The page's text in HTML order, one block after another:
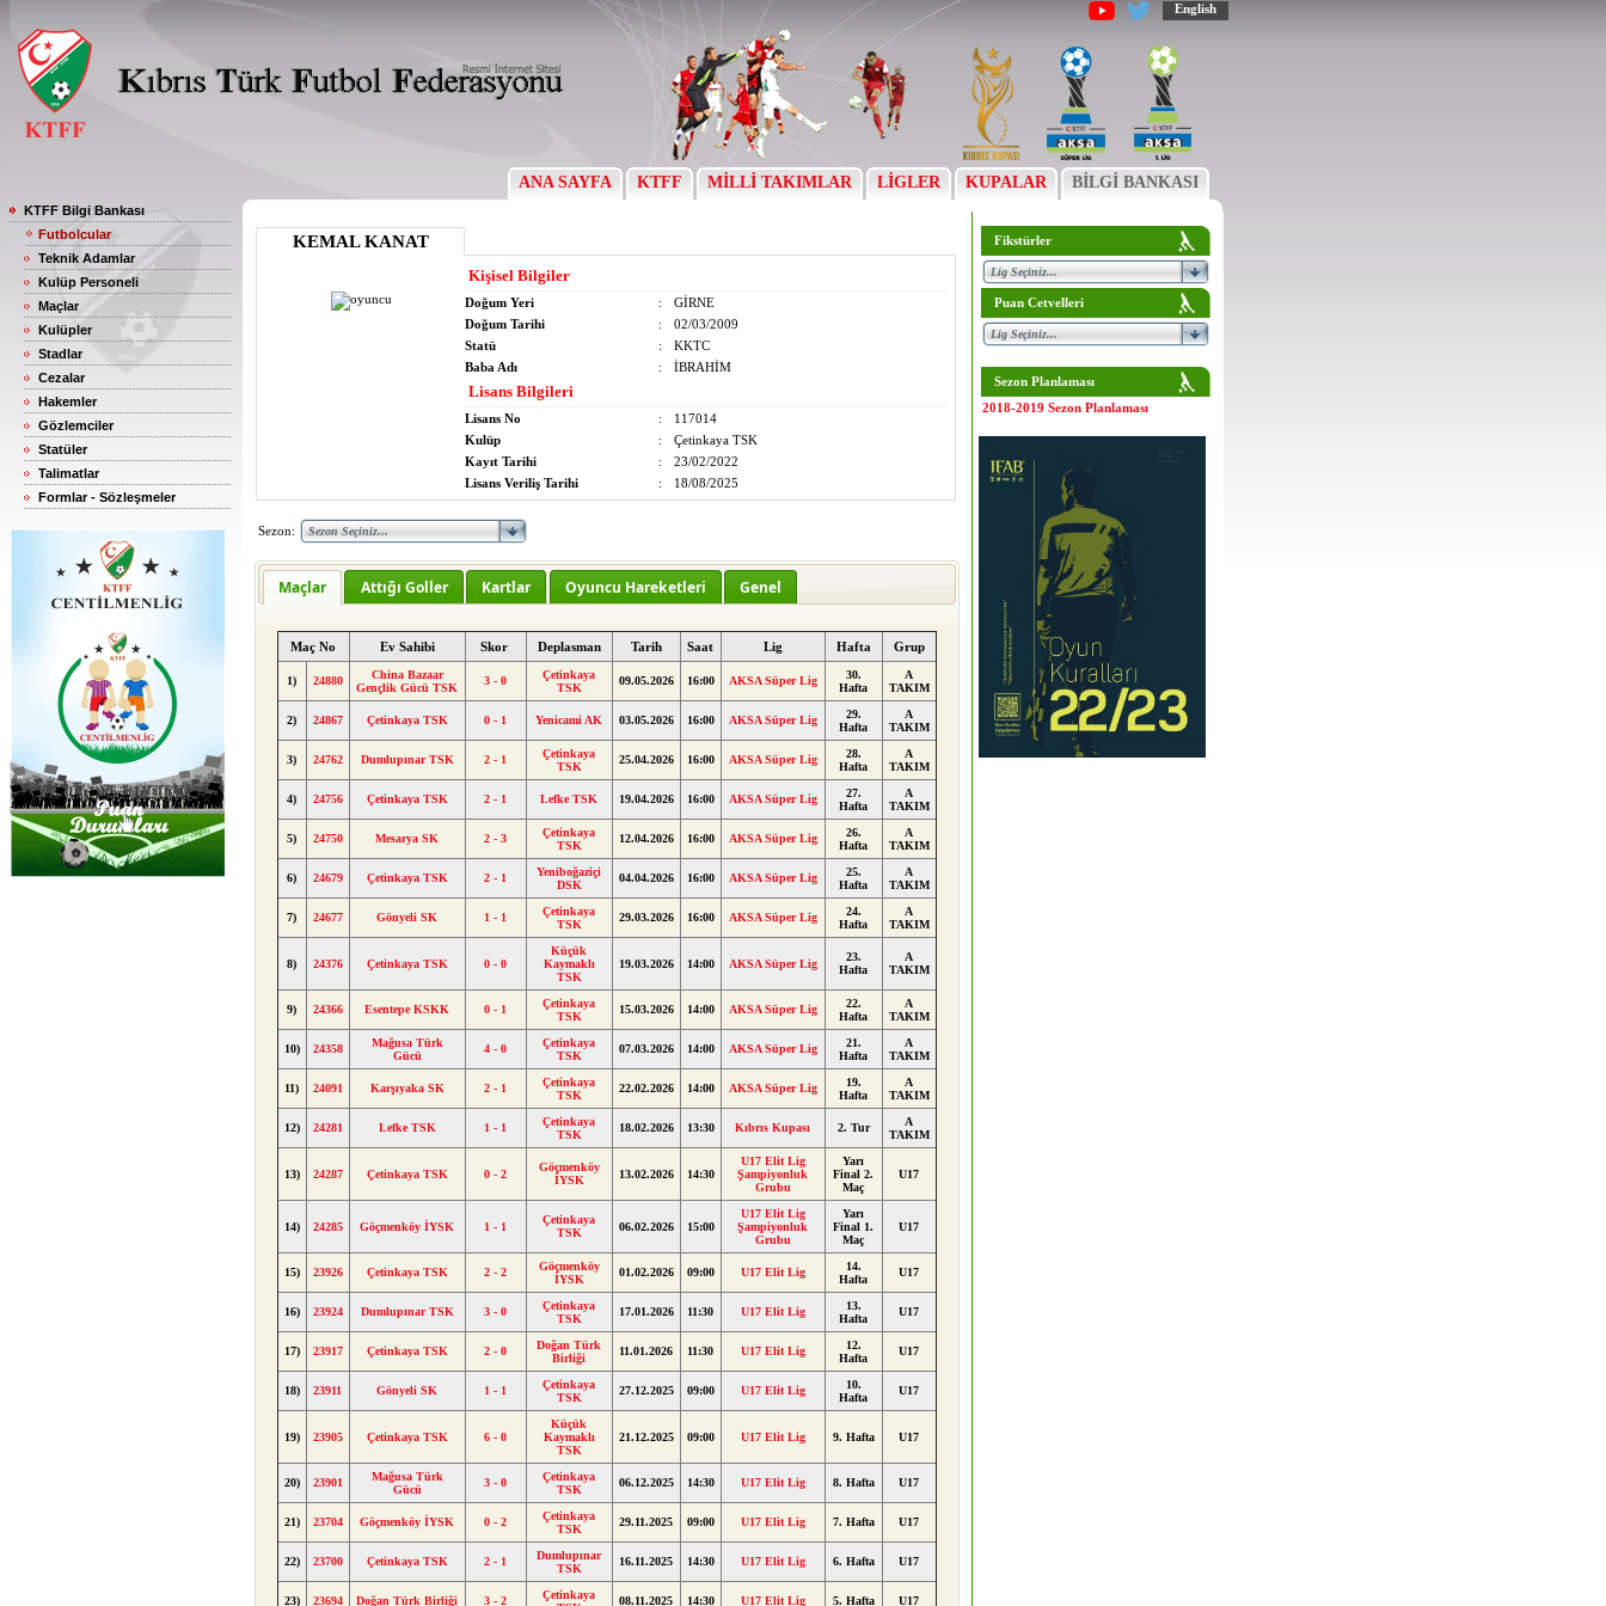
English
ANA SAYFA KTFF MİLLİ TAKIMLAR LİGLER KUPALAR BİLGİ BANKASI
KTFF Bilgi Bankası
Futbolcular
Teknik Adamlar
Kulüp Personeli
Maçlar
Kulüpler
Stadlar
Cezalar
Hakemler
Gözlemciler
Statüler
Talimatlar
Formlar - Sözleşmeler
KEMAL KANAT
Kişisel Bilgiler
Doğum Yeri :
GİRNE
Doğum Tarihi
:
02/03/2009
Statü
:
KKTC
Baba Adı
: İBRAHİM
Lisans Bilgileri
Lisans No :
117014
Kulüp
:
Çetinkaya TSK
Kayıt Tarihi
:
23/02/2022
Lisans Veriliş Tarihi
: 18/08/2025
Sezon:
Maçlar Attığı Goller Kartlar Oyuncu Hareketleri Genel
Maç No Ev Sahibi Skor Deplasman Tarih Saat Lig Hafta Grup
1) 24880
China Bazaar
Gençlik Gücü TSK
3 - 0
Çetinkaya
TSK
09.05.2026 16:00 AKSA Süper Lig
30.
Hafta
A
TAKIM
2) 24867 Çetinkaya TSK 0 - 1 Yenicami AK 03.05.2026 16:00 AKSA Süper Lig
29.
Hafta
A
TAKIM
3) 24762 Dumlupınar TSK 2 - 1
Çetinkaya
TSK
25.04.2026 16:00 AKSA Süper Lig
28.
Hafta
A
TAKIM
4) 24756 Çetinkaya TSK 2 - 1 Lefke TSK 19.04.2026 16:00 AKSA Süper Lig
27.
Hafta
A
TAKIM
5) 24750 Mesarya SK 2 - 3
Çetinkaya
TSK
12.04.2026 16:00 AKSA Süper Lig
26.
Hafta
A
TAKIM
6) 24679 Çetinkaya TSK 2 - 1
Yeniboğaziçi
DSK
04.04.2026 16:00 AKSA Süper Lig
25.
Hafta
A
TAKIM
7) 24677 Gönyeli SK 1 - 1
Çetinkaya
TSK
29.03.2026 16:00 AKSA Süper Lig
24.
Hafta
A
TAKIM
8) 24376 Çetinkaya TSK 0 - 0
Küçük
Kaymaklı
TSK
19.03.2026 14:00 AKSA Süper Lig
23.
Hafta
A
TAKIM
9) 24366 Esentepe KSKK 0 - 1
Çetinkaya
TSK
15.03.2026 14:00 AKSA Süper Lig
22.
Hafta
A
TAKIM
10) 24358
Mağusa Türk
Gücü
4 - 0
Çetinkaya
TSK
07.03.2026 14:00 AKSA Süper Lig
21.
Hafta
A
TAKIM
11) 24091 Karşıyaka SK 2 - 1
Çetinkaya
TSK
22.02.2026 14:00 AKSA Süper Lig
19.
Hafta
A
TAKIM
12) 24281 Lefke TSK 1 - 1
Çetinkaya
TSK
18.02.2026 13:30 Kıbrıs Kupası 2. Tur
A
TAKIM
13) 24287 Çetinkaya TSK 0 - 2
Göçmenköy
İYSK
13.02.2026 14:30
U17 Elit Lig
Şampiyonluk
Grubu
Yarı
Final 2.
Maç
U17
14) 24285 Göçmenköy İYSK 1 - 1
Çetinkaya
TSK
06.02.2026 15:00
U17 Elit Lig
Şampiyonluk
Grubu
Yarı
Final 1.
Maç
U17
15) 23926 Çetinkaya TSK 2 - 2
Göçmenköy
İYSK
01.02.2026 09:00 U17 Elit Lig
14.
Hafta
U17
16) 23924 Dumlupınar TSK 3 - 0
Çetinkaya
TSK
17.01.2026 11:30 U17 Elit Lig
13.
Hafta
U17
17) 23917 Çetinkaya TSK 2 - 0
Doğan Türk
Birliği
11.01.2026 11:30 U17 Elit Lig
12.
Hafta
U17
18) 23911 Gönyeli SK 1 - 1
Çetinkaya
TSK
27.12.2025 09:00 U17 Elit Lig
10.
Hafta
U17
19) 23905 Çetinkaya TSK 6 - 0
Küçük
Kaymaklı
TSK
21.12.2025 09:00 U17 Elit Lig 9. Hafta U17
20) 23901
Mağusa Türk
Gücü
3 - 0
Çetinkaya
TSK
06.12.2025 14:30 U17 Elit Lig 8. Hafta U17
21) 23704 Göçmenköy İYSK 0 - 2
Çetinkaya
TSK
29.11.2025 09:00 U17 Elit Lig 7. Hafta U17
22) 23700 Çetinkaya TSK 2 - 1
Dumlupınar
TSK
16.11.2025 14:30 U17 Elit Lig 6. Hafta U17
23) 23694 Doğan Türk Birliği 3 - 2
Çetinkaya
08.11.2025 14:30 U17 Elit Lig 5. Hafta U17
Fikstürler
Puan Cetvelleri
Sezon Planlaması
2018-2019 Sezon Planlaması